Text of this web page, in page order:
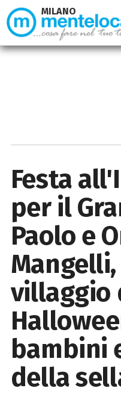
Festa
per il
Paolo e
Mangelli,
villaggio
bambini
della
MILANO